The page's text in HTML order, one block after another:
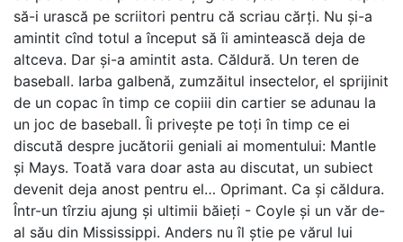
să-i urască pe scriitori pentru că scriau cărți. Nu și-a
amintit cînd totul a început să îi amintească deja de
altceva. Dar și-a amintit asta. Căldură. Un teren de
baseball. Iarba galbenă, zumzăitul insectelor, el sprijinit
de un copac în timp ce copiii din cartier se adunau la
un joc de baseball. Îi privește pe toți în timp ce ei
discută despre jucătorii geniali ai momentului: Mantle
și Mays. Toată vara doar asta au discutat, un subiect
devenit deja anost pentru el… Oprimant. Ca și căldura.
Într-un tîrziu ajung și ultimii băieți - Coyle și un văr de-
al său din Mississippi. Anders nu îl știe pe vărul lui